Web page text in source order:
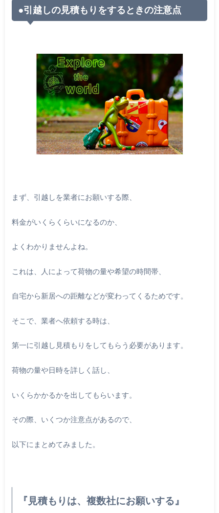
●引越しの見積もりをするときの注意点
まず、引越しを業者にお願いする際、
料金がいくらくらいになるのか、
よくわかりませんよね。
これは、人によって荷物の量や希望の時間帯、
自宅から新居への距離などが変わってくるためです。
そこで、業者へ依頼する時は、
第一に引越し見積もりをしてもらう必要があります。
荷物の量や日時を詳しく話し、
いくらかかるかを出してもらいます。
その際、いくつか注意点があるので、
以下にまとめてみました。
『見積もりは、複数社にお願いする』